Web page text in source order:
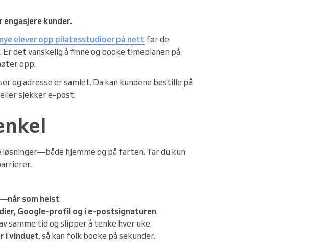
kunder.
elever opp pilatesstudioer på nett før de
det vanskelig å finne og booke timeplanen på
opp.
og adresse er samlet. Da kan kundene bestille på
sjekker e-post.
hjemme og på farten. Tar du kun
når som helst.
Google-profil og i e-postsignaturen.
samme tid og slipper å tenke hver uke.
i vinduet, så kan folk booke på sekunder.